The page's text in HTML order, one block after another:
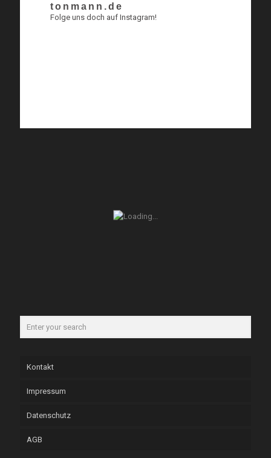
tonmann.de
Folge uns doch auf Instagram!
Kontakt
Impressum
Datenschutz
AGB